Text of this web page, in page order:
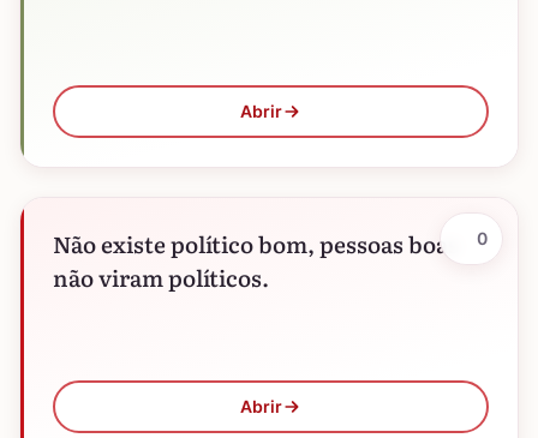
Abrir
Não existe político bom, pessoas boas
não viram políticos.
Abrir
0